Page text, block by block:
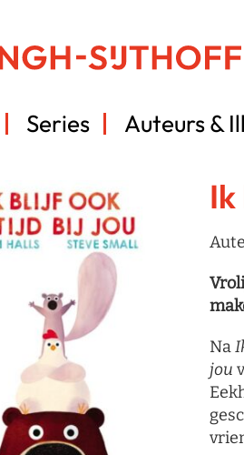
Series Auteurs &
Na
jou